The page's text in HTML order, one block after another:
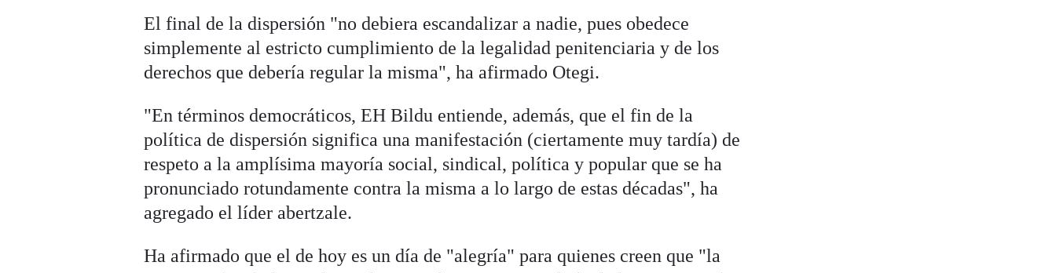
El final de la dispersión "no debiera escandalizar a nadie, pues obedece
simplemente al estricto cumplimiento de la legalidad penitenciaria y de los
derechos que debería regular la misma", ha afirmado Otegi.
"En términos democráticos, EH Bildu entiende, además, que el fin de la
política de dispersión significa una manifestación (ciertamente muy tardía) de
respeto a la amplísima mayoría social, sindical, política y popular que se ha
pronunciado rotundamente contra la misma a lo largo de estas décadas", ha
agregado el líder abertzale.
Ha afirmado que el de hoy es un día de "alegría" para quienes creen que "la